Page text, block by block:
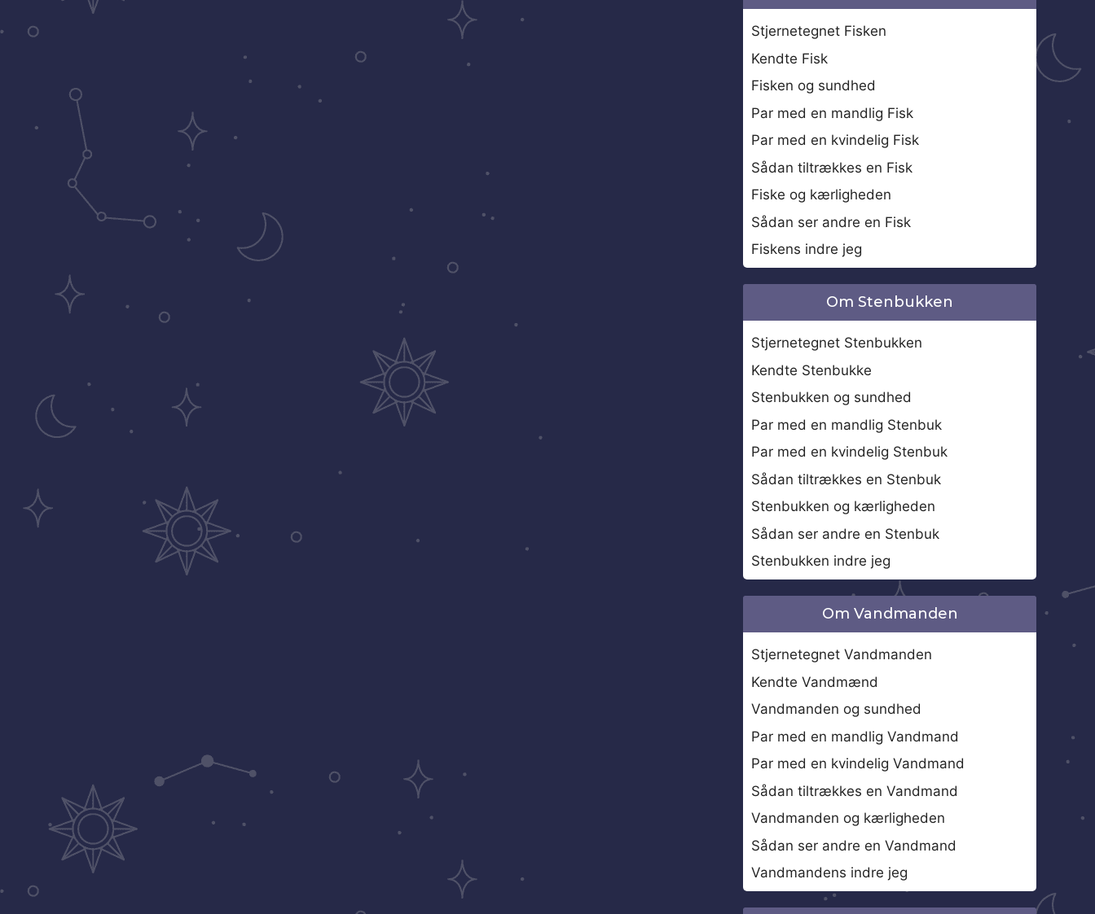
Stjernetegnet Fisken
Kendte Fisk
Fisken og sundhed
Par med en mandlig Fisk
Par med en kvindelig Fisk
Sådan tiltrækkes en Fisk
Fiske og kærligheden
Sådan ser andre en Fisk
Fiskens indre jeg
Om Stenbukken
Stjernetegnet Stenbukken
Kendte Stenbukke
Stenbukken og sundhed
Par med en mandlig Stenbuk
Par med en kvindelig Stenbuk
Sådan tiltrækkes en Stenbuk
Stenbukken og kærligheden
Sådan ser andre en Stenbuk
Stenbukken indre jeg
Om Vandmanden
Stjernetegnet Vandmanden
Kendte Vandmænd
Vandmanden og sundhed
Par med en mandlig Vandmand
Par med en kvindelig Vandmand
Sådan tiltrækkes en Vandmand
Vandmanden og kærligheden
Sådan ser andre en Vandmand
Vandmandens indre jeg